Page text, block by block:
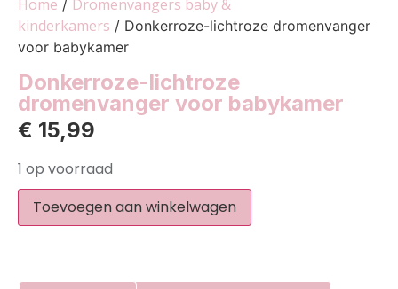
Home / Dromenvangers baby &
kinderkamers / Donkerroze-lichtroze dromenvanger
voor babykamer
Donkerroze-lichtroze
dromenvanger voor babykamer
€ 15,99
1 op voorraad
Toevoegen aan winkelwagen